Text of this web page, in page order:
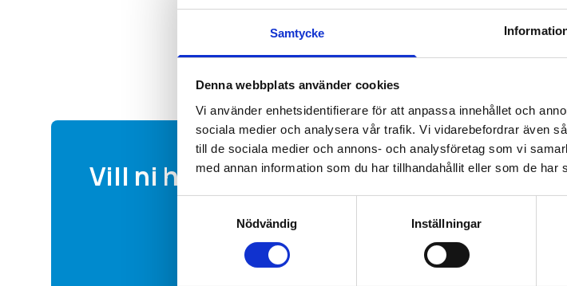
Samtycke
Denna webbplats använder cookies
Vi använder enhetsidentifierare för att anpassa innehållet och
sociala medier och analysera vår trafik. Vi vidarebefordrar även
till de sociala medier och annons- och analysföretag som vi
med annan information som du har tillhandahållit eller som de har
Nödvändig
Inställningar
Vill ni ha en offert av oss?
Vi